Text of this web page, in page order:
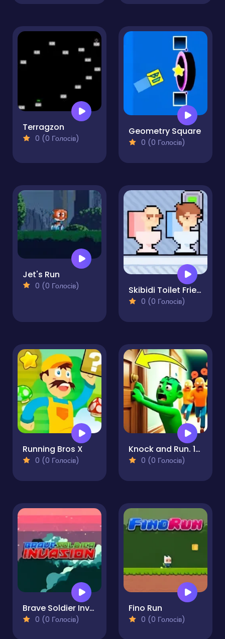
Terragzon
0 (0 Голосів)
Geometry Square
0 (0 Голосів)
Jet's Run
0 (0 Голосів) Skibidi Toilet Friends
0 (0 Голосів)
Running Bros X
0 (0 Голосів)
Knock and Run. 100 Doors Escape
0 (0 Голосів)
Brave Soldier Invasion
0 (0 Голосів)
Fino Run
0 (0 Голосів)